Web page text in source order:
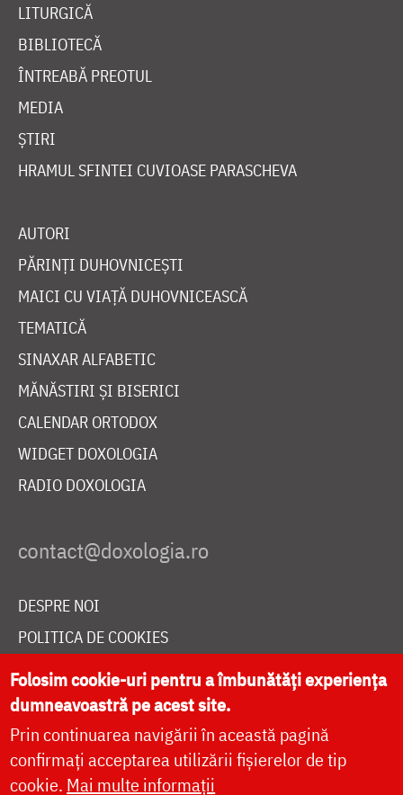
LITURGICĂ
BIBLIOTECĂ
ÎNTREABĂ PREOTUL
MEDIA
ȘTIRI
HRAMUL SFINTEI CUVIOASE PARASCHEVA
AUTORI
PĂRINȚI DUHOVNICEȘTI
MAICI CU VIAȚĂ DUHOVNICEASCĂ
TEMATICĂ
SINAXAR ALFABETIC
MĂNĂSTIRI ȘI BISERICI
CALENDAR ORTODOX
WIDGET DOXOLOGIA
RADIO DOXOLOGIA
DESPRE NOI
POLITICA DE COOKIES
DONEAZĂ ONLINE PENTRU CATEDRALA NAȚIONALĂ
LIVE
Folosim cookie-uri pentru a îmbunătăți experiența
dumneavoastră pe acest site.
Prin continuarea navigării în această pagină
confirmați acceptarea utilizării fișierelor de tip
cookie. Mai multe informații